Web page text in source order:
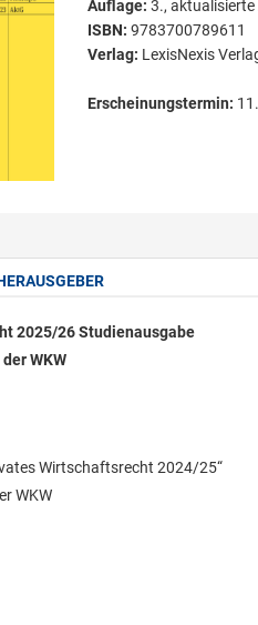
Auflage: 3.,
ISBN: 9783700789611
Verlag: LexisNexis
Erscheinungstermin:
2025/26 Studienausgabe
WKW
Wirtschaftsrecht 2024/25“
WKW